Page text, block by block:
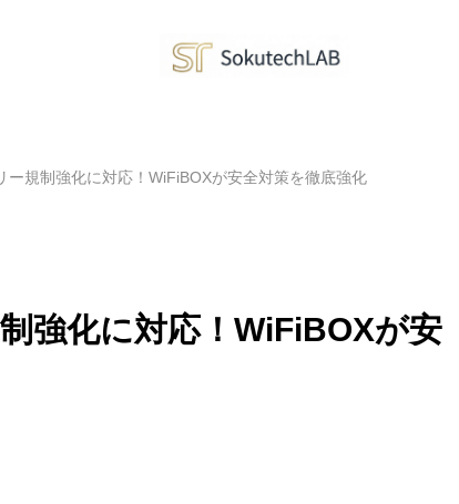
ー規制強化に対応！WiFiBOXが安全対策を徹底強化
強化に対応！WiFiBOXが安